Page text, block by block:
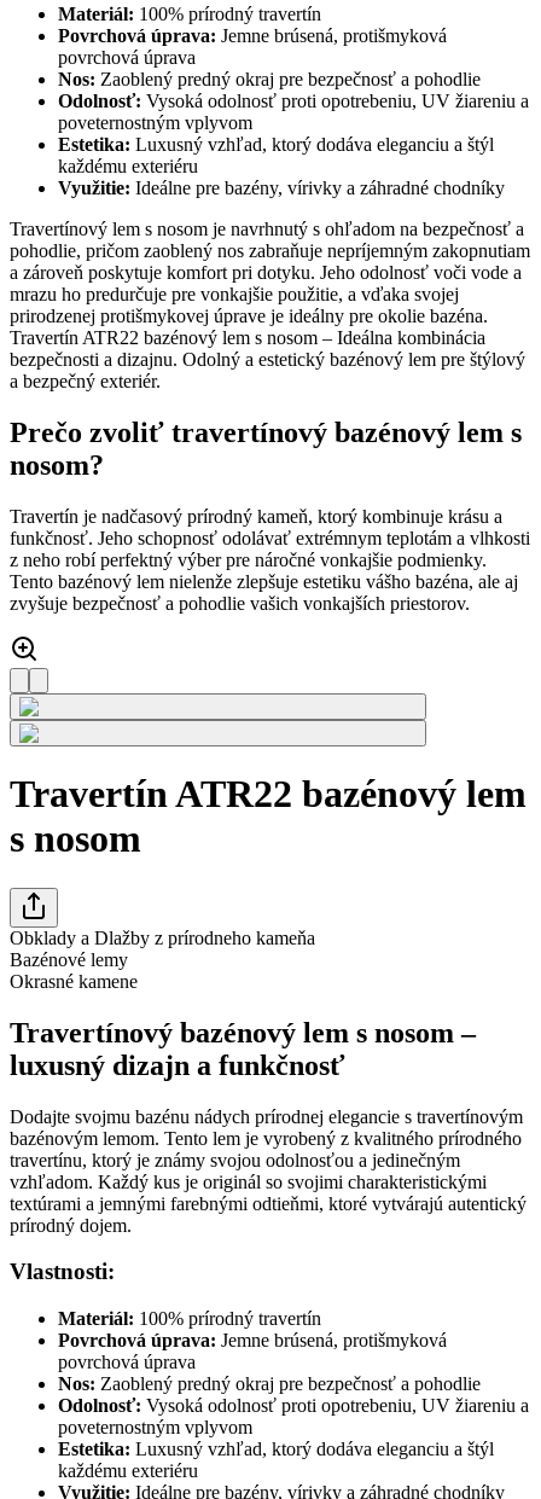
Materiál: 100% prírodný travertín
Povrchová úprava: Jemne brúsená, protišmyková
povrchová úprava
Nos: Zaoblený predný okraj pre bezpečnosť a pohodlie
Odolnosť: Vysoká odolnosť proti opotrebeniu, UV žiareniu a
poveternostným vplyvom
Estetika: Luxusný vzhľad, ktorý dodáva eleganciu a štýl
každému exteriéru
Využitie: Ideálne pre bazény, vírivky a záhradné chodníky
Travertínový lem s nosom je navrhnutý s ohľadom na bezpečnosť a
pohodlie, pričom zaoblený nos zabraňuje nepríjemným zakopnutiam
a zároveň poskytuje komfort pri dotyku. Jeho odolnosť voči vode a
mrazu ho predurčuje pre vonkajšie použitie, a vďaka svojej
prirodzenej protišmykovej úprave je ideálny pre okolie bazéna.
Travertín ATR22 bazénový lem s nosom – Ideálna kombinácia
bezpečnosti a dizajnu. Odolný a estetický bazénový lem pre štýlový
a bezpečný exteriér.
Prečo zvoliť travertínový bazénový lem s
nosom?
Travertín je nadčasový prírodný kameň, ktorý kombinuje krásu a
funkčnosť. Jeho schopnosť odolávať extrémnym teplotám a vlhkosti
z neho robí perfektný výber pre náročné vonkajšie podmienky.
Tento bazénový lem nielenže zlepšuje estetiku vášho bazéna, ale aj
zvyšuje bezpečnosť a pohodlie vašich vonkajších priestorov.
Travertín ATR22 bazénový lem
s nosom
Obklady a Dlažby z prírodneho kameňa
Bazénové lemy
Okrasné kamene
Travertínový bazénový lem s nosom –
luxusný dizajn a funkčnosť
Dodajte svojmu bazénu nádych prírodnej elegancie s travertínovým
bazénovým lemom. Tento lem je vyrobený z kvalitného prírodného
travertínu, ktorý je známy svojou odolnosťou a jedinečným
vzhľadom. Každý kus je originál so svojimi charakteristickými
textúrami a jemnými farebnými odtieňmi, ktoré vytvárajú autentický
prírodný dojem.
Vlastnosti:
Materiál: 100% prírodný travertín
Povrchová úprava: Jemne brúsená, protišmyková
povrchová úprava
Nos: Zaoblený predný okraj pre bezpečnosť a pohodlie
Odolnosť: Vysoká odolnosť proti opotrebeniu, UV žiareniu a
poveternostným vplyvom
Estetika: Luxusný vzhľad, ktorý dodáva eleganciu a štýl
každému exteriéru
Využitie: Ideálne pre bazény, vírivky a záhradné chodníky